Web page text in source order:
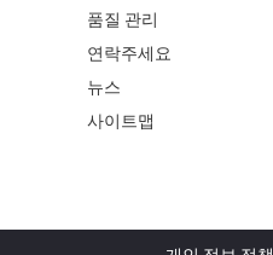
품질 관리
연락주세요
뉴스
사이트맵